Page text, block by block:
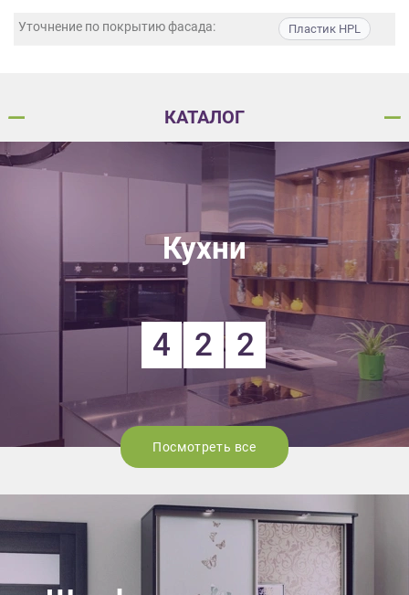
Уточнение по покрытию фасада: Пластик HPL
КАТАЛОГ
Кухни
4 2 2
Посмотреть все